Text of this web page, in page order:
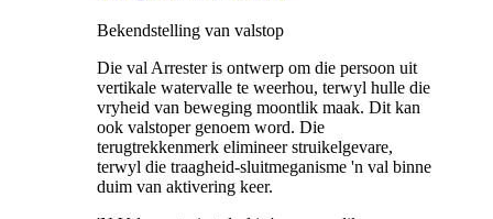
Bekendstelling van valstop
Die val Arrester is ontwerp om die persoon uit
vertikale watervalle te weerhou, terwyl hulle die
vryheid van beweging moontlik maak. Dit kan
ook valstoper genoem word. Die
terugtrekkenmerk elimineer struikelgevare,
terwyl die traagheid-sluitmeganisme 'n val binne
duim van aktivering keer.